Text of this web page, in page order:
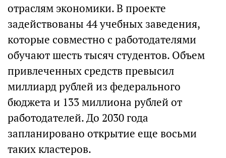
отраслям экономики. В проекте
задействованы 44 учебных заведения,
которые совместно с работодателями
обучают шесть тысяч студентов. Объем
привлеченных средств превысил
миллиард рублей из федерального
бюджета и 133 миллиона рублей от
работодателей. До 2030 года
запланировано открытие еще восьми
таких кластеров.